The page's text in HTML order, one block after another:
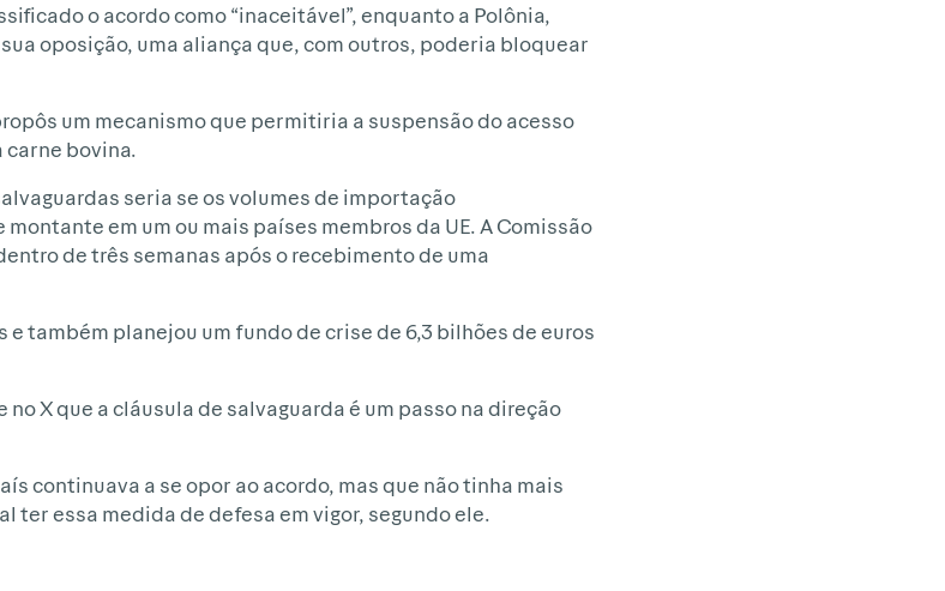
o acordo como “inaceitável”, enquanto a Polônia,
oposição, uma aliança que, com outros, poderia bloquear
um mecanismo que permitiria a suspensão do acesso
carne bovina.
seria se os volumes de importação
em um ou mais países membros da UE. A Comissão
de três semanas após o recebimento de uma
também planejou um fundo de crise de 6,3 bilhões de euros
X que a cláusula de salvaguarda é um passo na direção
continuava a se opor ao acordo, mas que não tinha mais
ter essa medida de defesa em vigor, segundo ele.